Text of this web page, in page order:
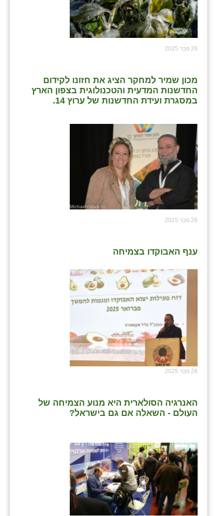
26 פבר 2025
מכון שמיר למחקר הציג את חזונו לקידום
החדשנות המדעית והטכנולוגית בצפון הארץ
במסגרת ועידת החדשנות של ערוץ 14.
26 פבר 2025
ענף האבוקדו בצמיחה
26 פבר 2025
האנרגיה הסולארית היא מנוע הצמיחה של
העולם - השאלה אם גם בישראל?